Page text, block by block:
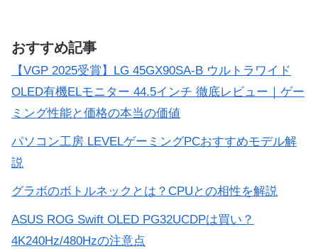
おすすめ記事
【VGP 2025受賞】LG 45GX90SA-B ウルトラワイド
OLED有機ELモニター 44.5インチ 徹底レビュー｜ゲー
ミング性能と価格の本当の価値
パソコン工房 LEVELゲーミングPCおすすめモデル解
説
グラボのボトルネックとは？CPUとの相性を解説
ASUS ROG Swift OLED PG32UCDPは買い？
4K240Hz/480Hzの注意点